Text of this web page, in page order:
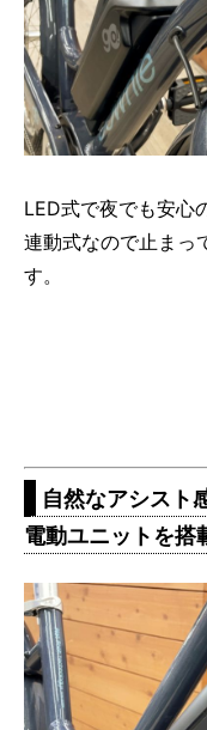
LED式で夜でも安心
連動式なので止まっ
す。
自然なアシスト
電動ユニットを搭